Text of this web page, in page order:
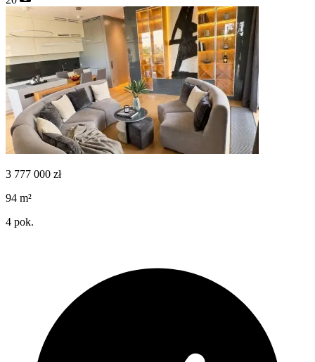
3 777 000 zł
94 m²
4 pok.